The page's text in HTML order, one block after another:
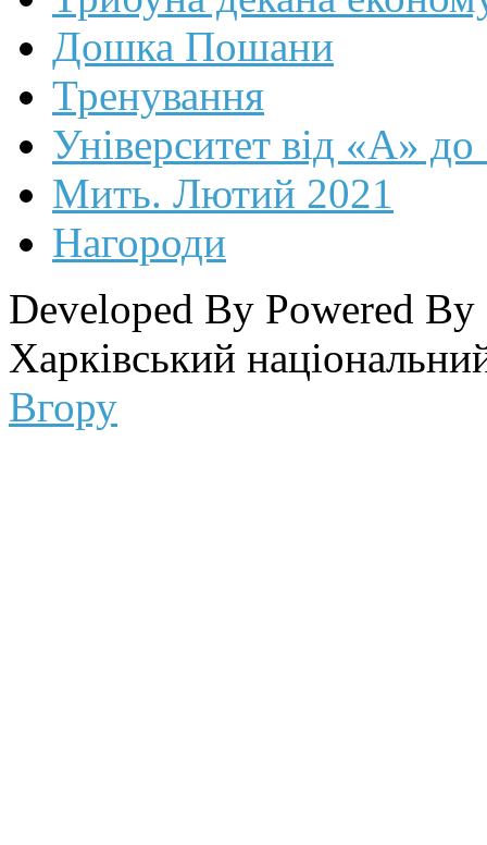
Дошка Пошани
Тренування
Університет від «А»
Мить. Лютий 2021
Нагороди
Developed By Powered By
Харківський
Вгору